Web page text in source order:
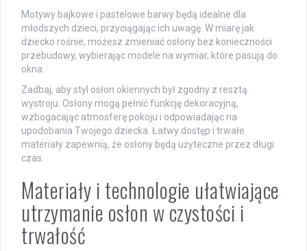
Motywy bajkowe i pastelowe barwy będą idealne dla
młodszych dzieci, przyciągając ich uwagę. W miarę jak
dziecko rośnie, możesz zmieniać osłony bez konieczności
przebudowy, wybierając modele na wymiar, które pasują do
okna.
Zadbaj, aby styl osłon okiennych był zgodny z resztą
wystroju. Osłony mogą pełnić funkcję dekoracyjną,
wzbogacając atmosferę pokoju i odpowiadając na
upodobania Twojego dziecka. Łatwy dostęp i trwałe
materiały zapewnią, że osłony będą użyteczne przez długi
czas.
Materiały i technologie ułatwiające
utrzymanie osłon w czystości i
trwałość